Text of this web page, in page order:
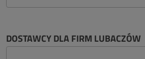
DOSTAWCY DLA FIRM LUBACZÓW